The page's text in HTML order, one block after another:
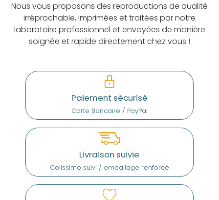
Nous vous proposons des reproductions de qualité
irréprochable, imprimées et traitées par notre
laboratoire professionnel et envoyées de manière
soignée et rapide directement chez vous !
Paiement sécurisé
Carte Bancaire / PayPal
Livraison suivie
Colissimo suivi / emballage renforcé